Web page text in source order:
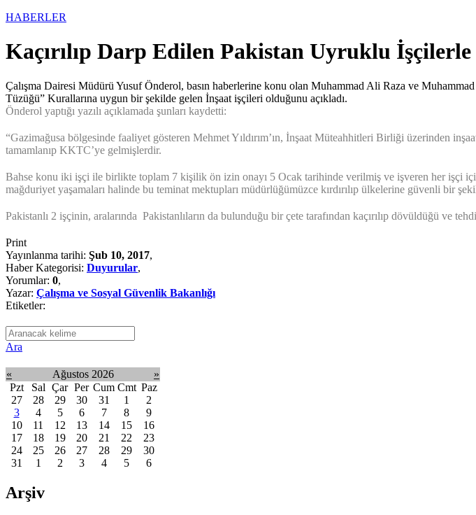
HABERLER
Kaçırılıp Darp Edilen Pakistan Uyruklu
Çalışma Dairesi Müdürü Yusuf Önderol, basın haberlerine konu olan Muhammad Ali Raza ve
Tüzüğü” Kurallarına uygun bir şekilde gelen İnşaat işçileri olduğunu açıkladı.
Önderol yaptığı yazılı açıklamada şunları kaydetti:
“Gazimağusa bölgesinde faaliyet gösteren Mehmet Yıldırım’ın, İnşaat Müteahhitleri Birliği üzerinden
tamamlanıp KKTC’ye gelmişlerdir.
Bahse konu iki işçi ile birlikte toplam 7 kişilik ön izin onayı 5 Ocak tarihinde verilmiş ve işveren her işçi
mağduriyet yaşamaları halinde bu teminat mektupları müdürlüğümüzce kırdırılıp ülkelerine güvenli bir
Pakistanlı 2 işçinin, aralarında Pakistanlıların da bulunduğu bir çete tarafından kaçırılıp dövüldüğü ve
Print
Yayınlanma tarihi: Şub 10, 2017,
Haber Kategorisi: Duyurular,
Yorumlar: 0,
Yazar: Çalışma ve Sosyal Güvenlik Bakanlığı
Etiketler:
Ara
« Ağustos 2026
»
Pzt
Sal Çar Per Cum Cmt Paz
27
28 29 30 31 1
2
3
4 5 6 7 8
9
10
11 12 13 14 15
16
17
18 19 20 21 22
23
24
25 26 27 28 29
30
31
1 2 3 4 5 6
Arşiv